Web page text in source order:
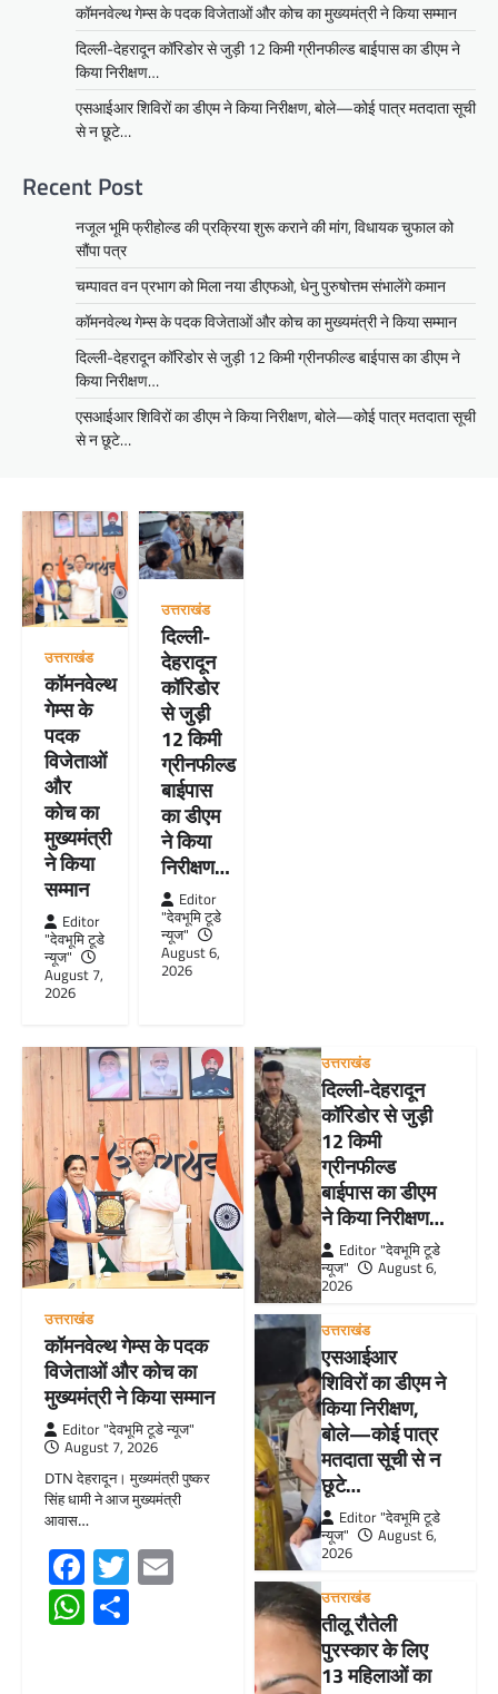
कॉमनवेल्थ गेम्स के पदक विजेताओं और कोच का मुख्यमंत्री ने किया सम्मान
दिल्ली-देहरादून कॉरिडोर से जुड़ी 12 किमी ग्रीनफील्ड बाईपास का डीएम ने
किया निरीक्षण…
एसआईआर शिविरों का डीएम ने किया निरीक्षण, बोले—कोई पात्र मतदाता सूची
से न छूटे…
Recent Post
नजूल भूमि फ्रीहोल्ड की प्रक्रिया शुरू कराने की मांग, विधायक चुफाल को
सौंपा पत्र
चम्पावत वन प्रभाग को मिला नया डीएफओ, धेनु पुरुषोत्तम संभालेंगे कमान
कॉमनवेल्थ गेम्स के पदक विजेताओं और कोच का मुख्यमंत्री ने किया सम्मान
दिल्ली-देहरादून कॉरिडोर से जुड़ी 12 किमी ग्रीनफील्ड बाईपास का डीएम ने
किया निरीक्षण…
एसआईआर शिविरों का डीएम ने किया निरीक्षण, बोले—कोई पात्र मतदाता सूची
से न छूटे…
उत्तराखंड
कॉमनवेल्थ
गेम्स के
पदक
विजेताओं
और
कोच का
मुख्यमंत्री
ने किया
सम्मान
Editor
"देवभूमि टूडे
न्यूज"
August 7,
2026
उत्तराखंड
दिल्ली-
देहरादून
कॉरिडोर
से जुड़ी
12 किमी
ग्रीनफील्ड
बाईपास
का डीएम
ने किया
निरीक्षण…
Editor
"देवभूमि टूडे
न्यूज"
August 6,
2026
उत्तराखंड
कॉमनवेल्थ गेम्स के पदक
विजेताओं और कोच का
मुख्यमंत्री ने किया सम्मान
Editor "देवभूमि टूडे न्यूज"
August 7, 2026
DTN देहरादून। मुख्यमंत्री पुष्कर
सिंह धामी ने आज मुख्यमंत्री
आवास…
Facebook
TwitterEmail
WhatsApp
उत्तराखंड
दिल्ली-देहरादून
कॉरिडोर से जुड़ी
12 किमी
ग्रीनफील्ड
बाईपास का डीएम
ने किया निरीक्षण…
Editor "देवभूमि टूडे
न्यूज"
August 6,
2026
उत्तराखंड
एसआईआर
शिविरों का डीएम ने
किया निरीक्षण,
बोले—कोई पात्र
मतदाता सूची से न
छूटे…
Editor "देवभूमि टूडे
न्यूज"
August 6,
2026
उत्तराखंड
तीलू रौतेली
पुरस्कार के लिए
13 महिलाओं का